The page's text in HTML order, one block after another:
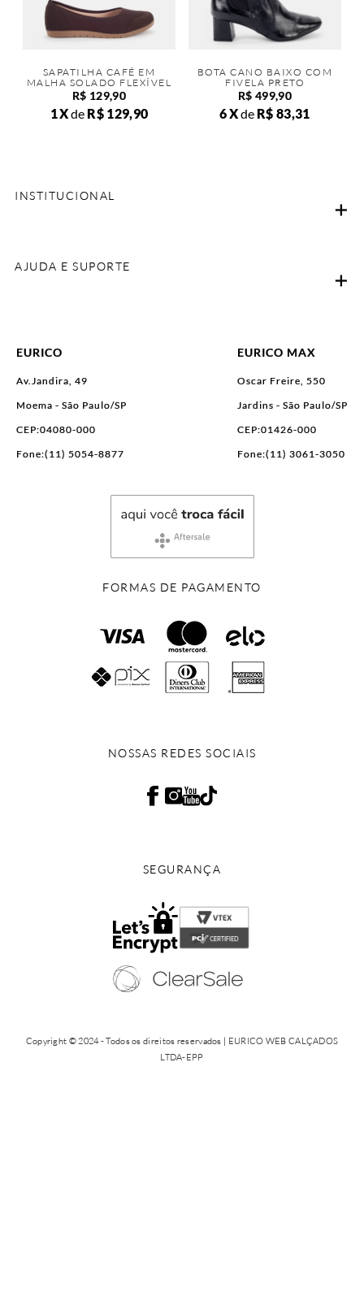
SAPATILHA CAFÉ EM
MALHA SOLADO FLEXÍVEL
R$ 129,90
1 de R$ 129,90
BOTA CANO BAIXO COM
FIVELA PRETO
R$ 499,90
6 de R$ 83,31
INSTITUCIONAL
AJUDA E SUPORTE
EURICO
Av.Jandira, 49
Moema - São Paulo/SP
CEP:04080-000
Fone:(11) 5054-8877
EURICO MAX
Oscar Freire, 550
Jardins - São Paulo/SP
CEP:01426-000
Fone:(11) 3061-3050
FORMAS DE PAGAMENTO
NOSSAS REDES SOCIAIS
SEGURANÇA
Copyright © 2024 - Todos os direitos reservados | EURICO WEB CALÇADOS
LTDA-EPP